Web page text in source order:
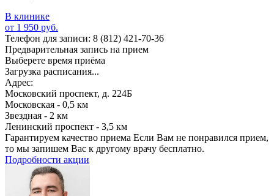
В клинике
от 1 950 руб.
Телефон для записи: 8 (812) 421-70-36
Предварительная запись на прием
Выберете время приёма
Загрузка расписания...
Адрес:
Московский проспект, д. 224Б
Московская - 0,5 км
Звездная - 2 км
Ленинский проспект - 3,5 км
Гарантируем качество приема Если Вам не понравился прием,
то мы запишем Вас к другому врачу бесплатно.
Подробности акции